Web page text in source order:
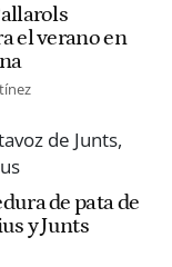
el verano en
de pata de
y Junts